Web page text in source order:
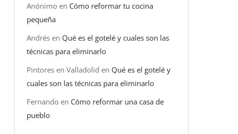
Anónimo en Cómo reformar tu cocina
pequeña
Andrés en Qué es el gotelé y cuales son las
técnicas para eliminarlo
Pintores en Valladolid en Qué es el gotelé y
cuales son las técnicas para eliminarlo
Fernando en Cómo reformar una casa de
pueblo